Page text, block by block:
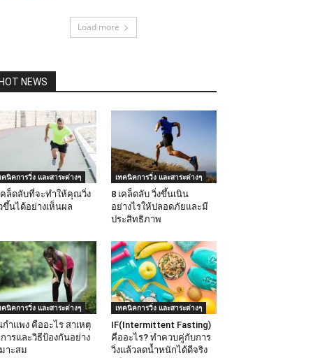
Load more
HOT NEWS
คนิคการวิ่ง และสาระต่างๆ
คล็ดลับที่จะทำให้คุณวิ่ง
ขึ้นได้อย่างเห็นผล
เทคนิคการวิ่ง และสาระต่างๆ
8 เคล็ดลับ วิ่งขึ้นเนิน
อย่างไรให้ปลอดภัยและมี
ประสิทธิภาพ
คนิคการวิ่ง และสาระต่างๆ
ำแพง คืออะไร สาเหตุ
ารและวิธีป้องกันอย่าง
าะสม
เทคนิคการวิ่ง และสาระต่างๆ
IF(Intermittent Fasting)
คืออะไร? ทำควบคู่กับการ
วิ่งแล้วลดน้ำหนักได้ดีจริง